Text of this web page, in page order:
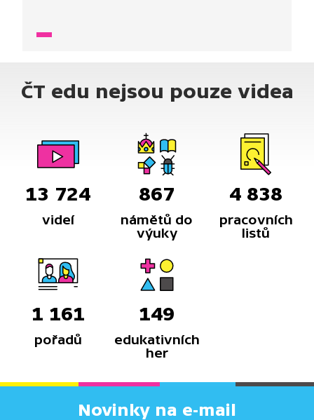
zemi.
ČT edu nejsou pouze videa
13 724
videí
867
námětů do
výuky
4 838
pracovních
listů
1 161
pořadů
149
edukativních
her
Novinky na e-mail